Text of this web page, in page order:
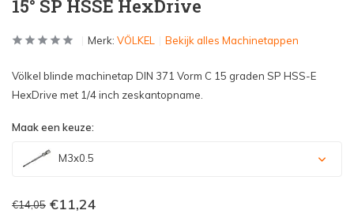
15° SP HSSE HexDrive
Merk: VÖLKEL Bekijk alles Machinetappen
Völkel blinde machinetap DIN 371 Vorm C 15 graden SP HSS-E
HexDrive met 1/4 inch zeskantopname.
Maak een keuze:
M3x0.5
€14,05 €11,24